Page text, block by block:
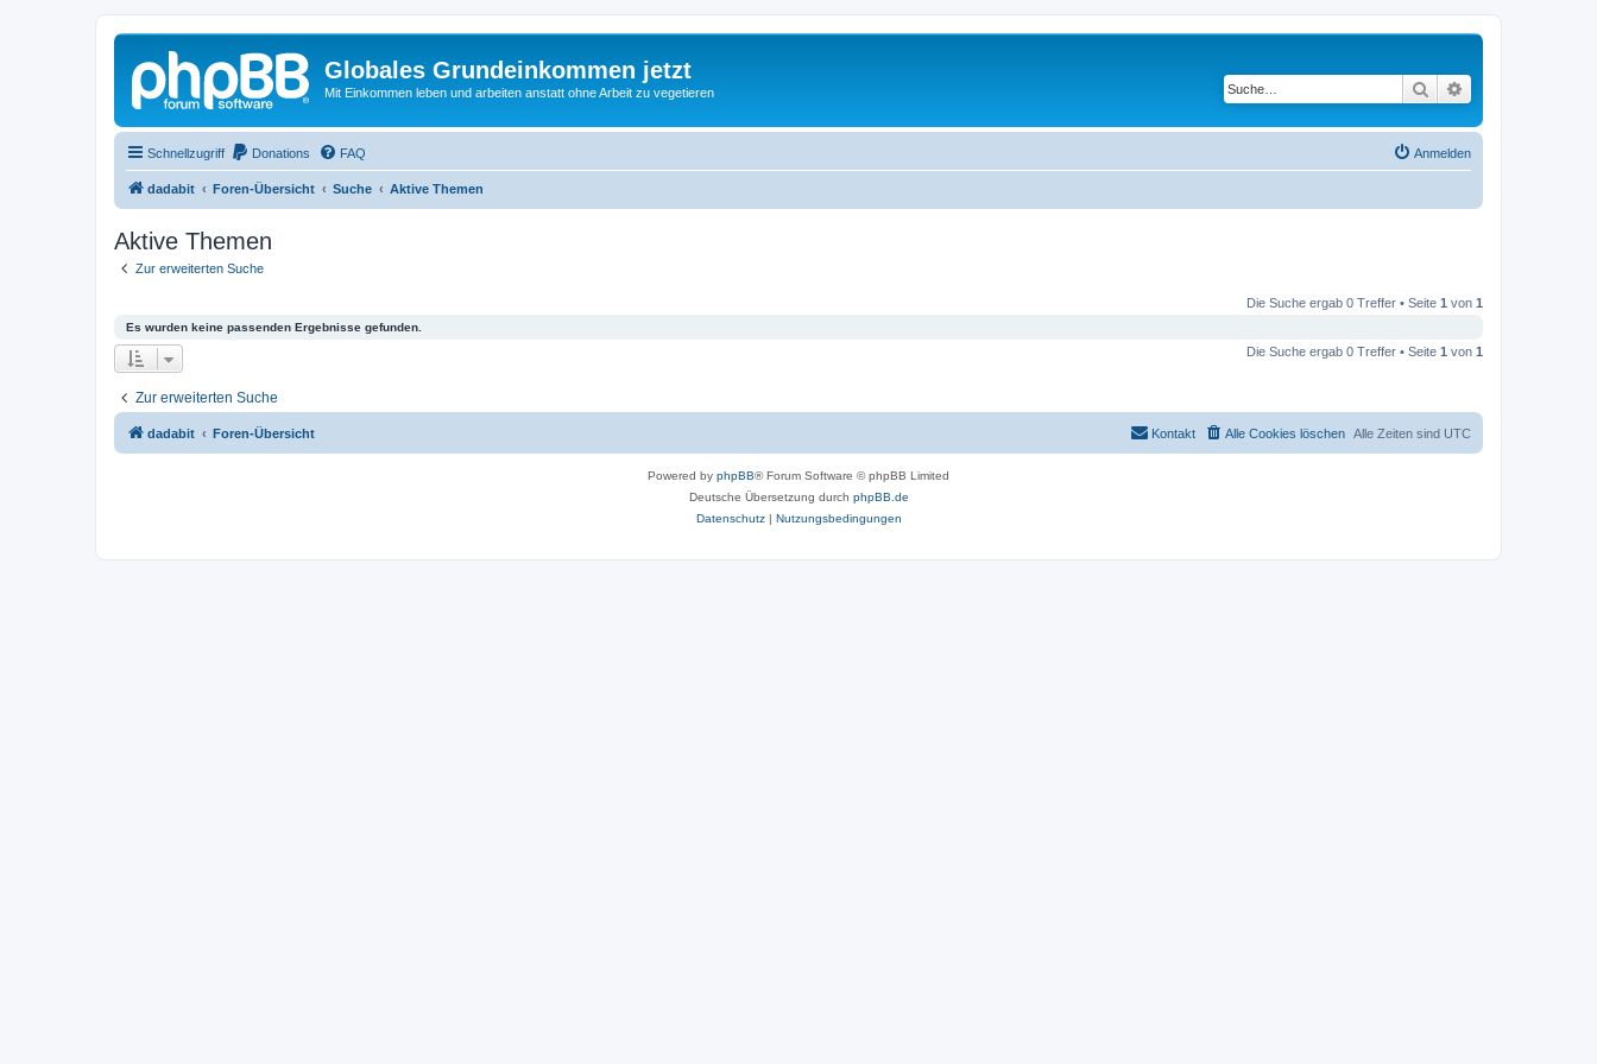
Globales Grundeinkommen jetzt
Mit Einkommen leben und arbeiten anstatt ohne Arbeit zu vegetieren Suche
Schnellzugriff Donations FAQ Anmelden
dadabit Foren-Übersicht Suche Aktive Themen
Aktive Themen
Zur erweiterten Suche
Die Suche ergab 0 Treffer • Seite 1 von 1
Es wurden keine passenden Ergebnisse gefunden.
Die Suche ergab 0 Treffer • Seite 1 von 1
Zur erweiterten Suche
dadabit Foren-Übersicht Alle Zeiten sind UTC
Alle Cookies löschen
Kontakt
Powered by phpBB® Forum Software © phpBB Limited
Deutsche Übersetzung durch phpBB.de
Datenschutz| Nutzungsbedingungen